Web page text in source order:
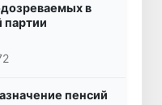
в
партии
пенсий